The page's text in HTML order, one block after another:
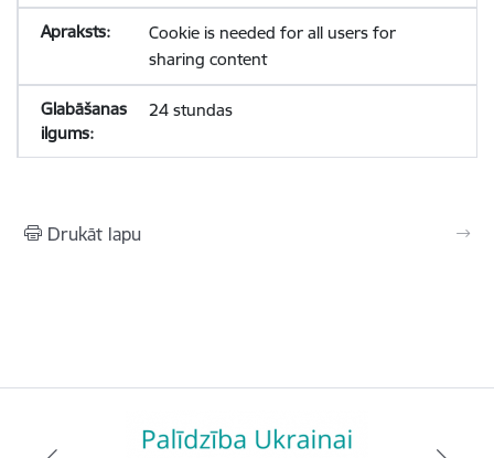
Cookie is needed for all users for
sharing content
24 stundas
Drukāt lapu